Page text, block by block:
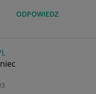
ODPOWIEDZ